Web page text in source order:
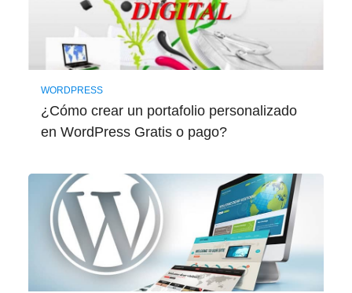
WORDPRESS
¿Cómo crear un portafolio personalizado
en WordPress Gratis o pago?